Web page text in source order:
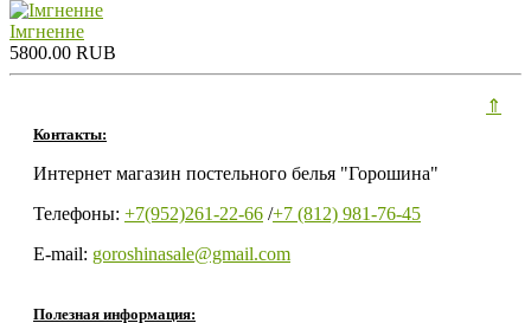
Iмгненне
5800.00 RUB
Контакты:
Интернет магазин постельного белья "Горошина"
Телефоны: +7(952)261-22-66 /+7 (812) 981-76-45
E-mail: goroshinasale@gmail.com
Полезная информация:
⇑